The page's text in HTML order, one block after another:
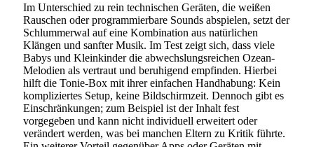
Im Unterschied zu rein technischen Geräten, die weißen
Rauschen oder programmierbare Sounds abspielen, setzt der
Schlummerwal auf eine Kombination aus natürlichen
Klängen und sanfter Musik. Im Test zeigt sich, dass viele
Babys und Kleinkinder die abwechslungsreichen Ozean-
Melodien als vertraut und beruhigend empfinden. Hierbei
hilft die Tonie-Box mit ihrer einfachen Handhabung: Kein
kompliziertes Setup, keine Bildschirmzeit. Dennoch gibt es
Einschränkungen; zum Beispiel ist der Inhalt fest
vorgegeben und kann nicht individuell erweitert oder
verändert werden, was bei manchen Eltern zu Kritik führte.